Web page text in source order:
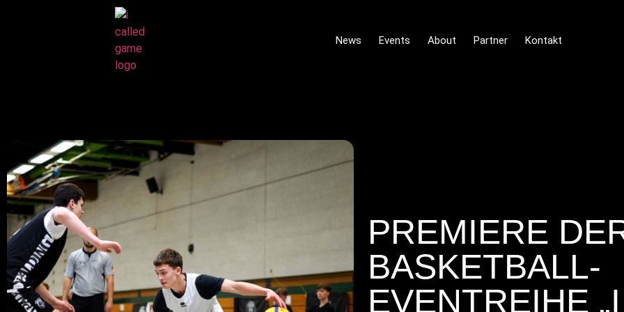
News Events About Partner Kontakt
PREMIERE
BASKETBALL-
EVENTREIHE „I